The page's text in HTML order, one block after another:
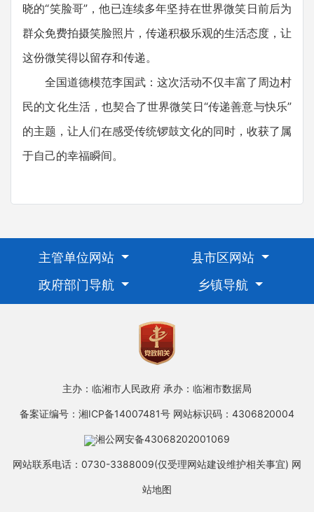
晓的“笑脸哥”，他已连续多年坚持在世界微笑日前后为
群众免费拍摄笑脸照片，传递积极乐观的生活态度，让
这份微笑得以留存和传递。
全国道德模范李国武：这次活动不仅丰富了周边村
民的文化生活，也契合了世界微笑日“传递善意与快乐”
的主题，让人们在感受传统锣鼓文化的同时，收获了属
于自己的幸福瞬间。
主管单位网站
县市区网站
政府部门导航
乡镇导航
主办：临湘市人民政府 承办：临湘市数据局
备案证编号：湘ICP备14007481号 网站标识码：4306820004
湘公网安备43068202001069
网站联系电话：0730-3388009(仅受理网站建设维护相关事宜) 网
站地图